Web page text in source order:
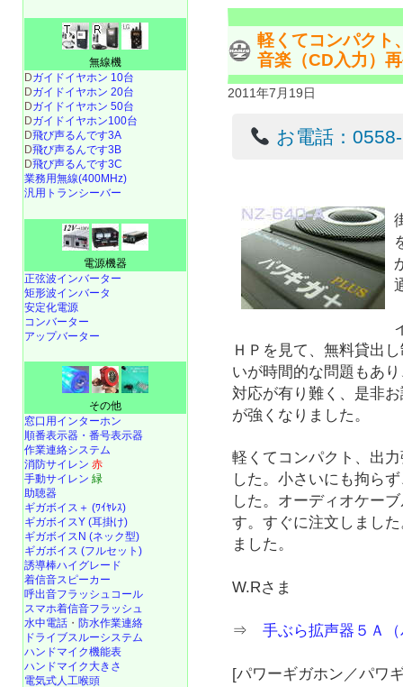
軽くてコンパクト
音楽（CD入力）
2011年7月19日
お電話：
ＨＰを見て、無料貸出
いが時間的な問題もあ
対応が有り難く、是非
が強くなりました。
軽くてコンパクト、出
した。小さいにも拘ら
した。オーディオケー
す。すぐに注文しまし
ました。
W.Rさま
⇒手ぶら拡声器５Ａ
[パワーギガホン／パワ
無線機
Dガイドイヤホン 10台
Dガイドイヤホン 20台
Dガイドイヤホン 50台
Dガイドイヤホン100台
D飛び声るんです3A
D飛び声るんです3B
D飛び声るんです3C
業務用無線(400MHz)
汎用トランシーバー
電源機器
正弦波インバーター
矩形波インバータ
安定化電源
コンバーター
アップバーター
その他
窓口用インターホン
順番表示器・番号表示器
作業連絡システム
消防サイレン 赤
手動サイレン 緑
助聴器
ギガボイス＋ (ﾜｲﾔﾚｽ)
ギガボイスY (耳掛け)
ギガボイスN (ネック型)
ギガボイス (フルセット)
誘導棒ハイグレード
着信音スピーカー
呼出音フラッシュコール
スマホ着信音フラッシュ
水中電話 ・ 防水作業連絡
ドライブスルーシステム
ハンドマイク機能表
ハンドマイク大きさ
電気式人工喉頭